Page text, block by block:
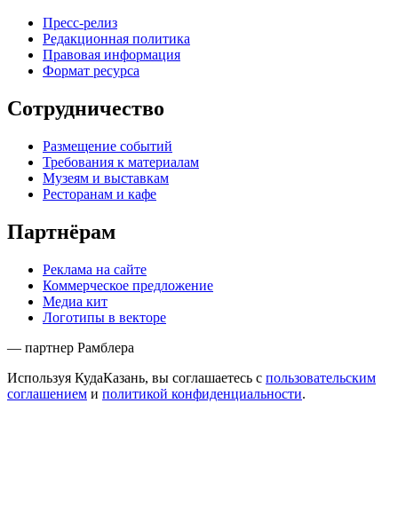
Пресс-релиз
Редакционная политика
Правовая информация
Формат ресурса
Сотрудничество
Размещение событий
Требования к материалам
Музеям и выставкам
Ресторанам и кафе
Партнёрам
Реклама на сайте
Коммерческое предложение
Медиа кит
Логотипы в векторе
— партнер Рамблера
Используя КудаКазань, вы соглашаетесь с пользовательским
соглашением и политикой конфиденциальности.